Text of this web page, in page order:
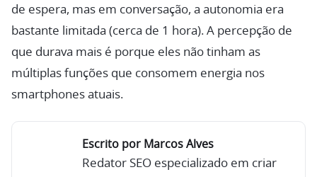
de espera, mas em conversação, a autonomia era
bastante limitada (cerca de 1 hora). A percepção de
que durava mais é porque eles não tinham as
múltiplas funções que consomem energia nos
smartphones atuais.
Escrito por Marcos Alves
Redator SEO especializado em criar